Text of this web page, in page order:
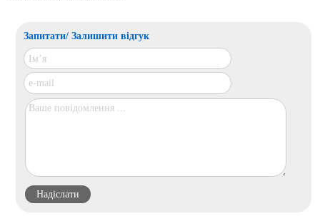
Запитати/ Залишити відгук